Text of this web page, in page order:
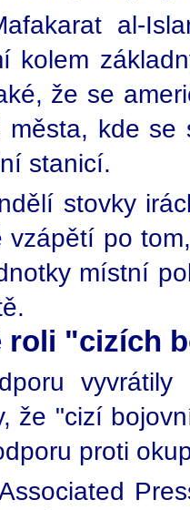
al-
kolem
že se
města, kde
stanicí.
stovky
vzápětí po
místní
roli "cizích
že "cizí
proti